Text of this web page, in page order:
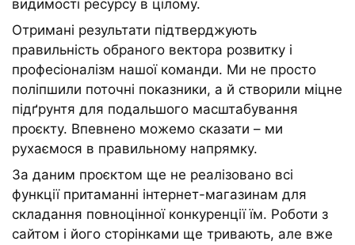
видимості ресурсу в цілому.
Отримані результати підтверджують
правильність обраного вектора розвитку і
професіоналізм нашої команди. Ми не просто
поліпшили поточні показники, а й створили міцне
підґрунтя для подальшого масштабування
проєкту. Впевнено можемо сказати – ми
рухаємося в правильному напрямку.
За даним проєктом ще не реалізовано всі
функції притаманні інтернет-магазинам для
складання повноцінної конкуренції їм. Роботи з
сайтом і його сторінками ще тривають, але вже